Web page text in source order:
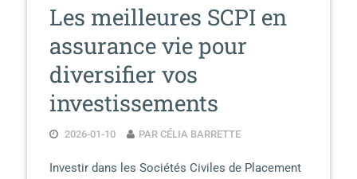
Les meilleures SCPI en
assurance vie pour
diversifier vos
investissements
2026-01-10 PAR CÉLIA BARRETTE
Investir dans les Sociétés Civiles de Placement